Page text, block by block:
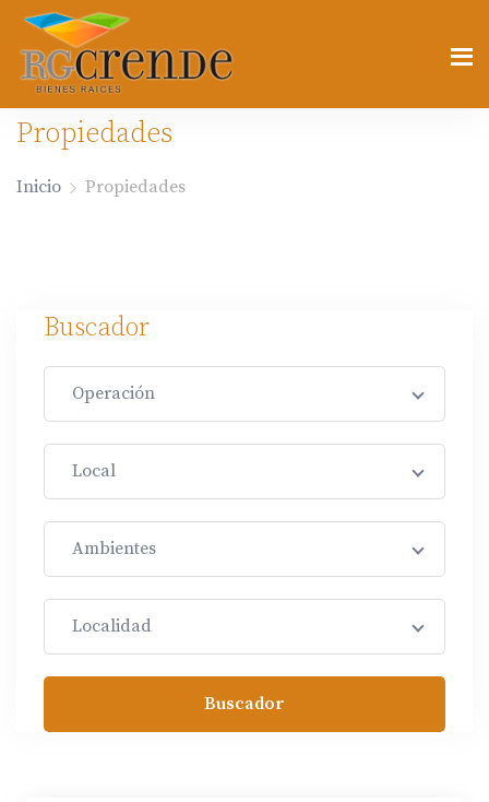
Propiedades
Inicio Propiedades
Buscador